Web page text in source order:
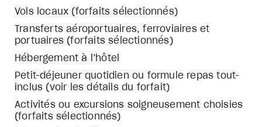
Vols locaux (forfaits sélectionnés)
Transferts aéroportuaires, ferroviaires et
portuaires (forfaits sélectionnés)
Hébergement à l’hôtel
Petit-déjeuner quotidien ou formule repas tout-
inclus (voir les détails du forfait)
Activités ou excursions soigneusement choisies
(forfaits sélectionnés)